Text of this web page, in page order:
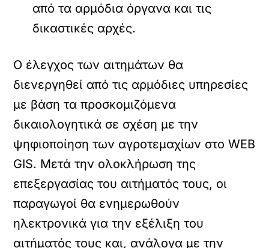
από τα αρμόδια όργανα και τις
δικαστικές αρχές.
Ο έλεγχος των αιτημάτων θα
διενεργηθεί από τις αρμόδιες υπηρεσίες
με βάση τα προσκομιζόμενα
δικαιολογητικά σε σχέση με την
ψηφιοποίηση των αγροτεμαχίων στο WEB
GIS. Μετά την ολοκλήρωση της
επεξεργασίας του αιτήματός τους, οι
παραγωγοί θα ενημερωθούν
ηλεκτρονικά για την εξέλιξη του
αιτήματός τους και, ανάλογα με την